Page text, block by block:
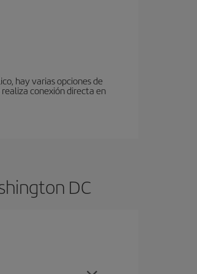
hay varias opciones de
conexión directa en
DC